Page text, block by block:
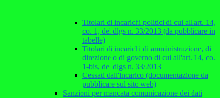
Titolari di incarichi politici di cui all'art. 14,
co. 1, del dlgs n. 33/2013 (da pubblicare in
tabelle)
Titolari di incarichi di amministrazione, di
direzione o di governo di cui all'art. 14, co.
1-bis, del dlgs n. 33/2013
Cessati dall'incarico (documentazione da
pubblicare sul sito web)
Sanzioni per mancata comunicazione dei dati